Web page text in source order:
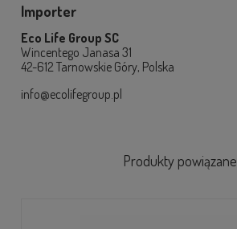
Importer
Eco Life Group SC
Wincentego Janasa 31
42-612 Tarnowskie Góry, Polska
info@ecolifegroup.pl
Produkty powiązane